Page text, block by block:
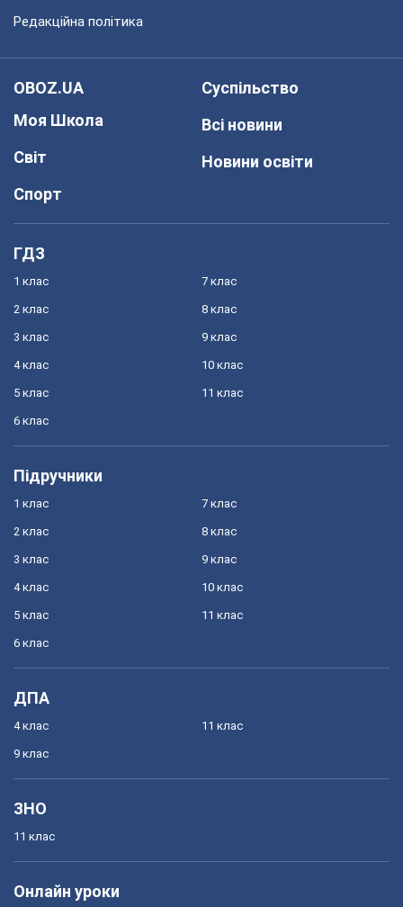
Редакційна політика
OBOZ.UA
Моя Школа
Світ
Спорт
Суспільство
Всі новини
Новини освіти
ГДЗ
1 клас
2 клас
3 клас
4 клас
5 клас
6 клас
7 клас
8 клас
9 клас
10 клас
11 клас
Підручники
1 клас
2 клас
3 клас
4 клас
5 клас
6 клас
7 клас
8 клас
9 клас
10 клас
11 клас
ДПА
4 клас
9 клас
11 клас
ЗНО
11 клас
Онлайн уроки